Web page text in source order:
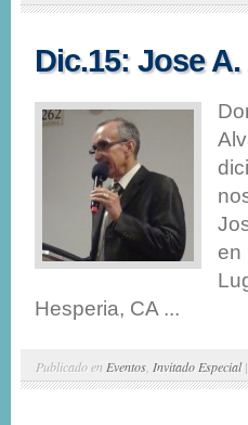
Dic.15: Jose
en
Hesperia, CA ...
Publicado en Eventos Invitado Especial|